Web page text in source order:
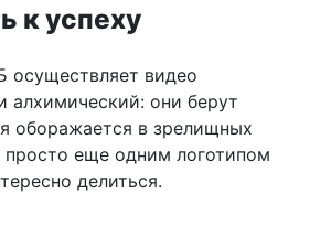
к успеху
осуществляет видео
алхимический: они берут
оборажается в зрелищных
еще одним логотипом
делиться.